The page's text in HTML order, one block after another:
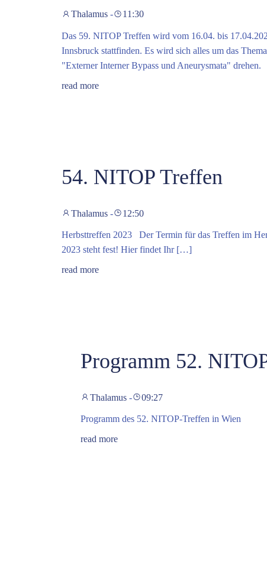
Thalamus - 11:30
Das 59. NITOP Treffen wird vom 16.04. bis
Innsbruck stattfinden. Es wird sich alles um das Thema
"Externer Interner Bypass und Aneurysmata" drehen.
read more
54. NITOP Treffen
Thalamus - 12:50
Herbsttreffen 2023 Der Termin für das Treffen im
2023 steht fest! Hier findet Ihr […]
read more
Programm 52.
Thalamus - 09:27
Programm des 52. NITOP-Treffen in Wien
read more